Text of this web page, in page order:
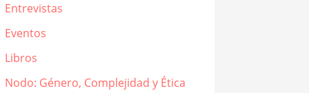
Entrevistas
Eventos
Libros
Nodo: Género, Complejidad y Ética